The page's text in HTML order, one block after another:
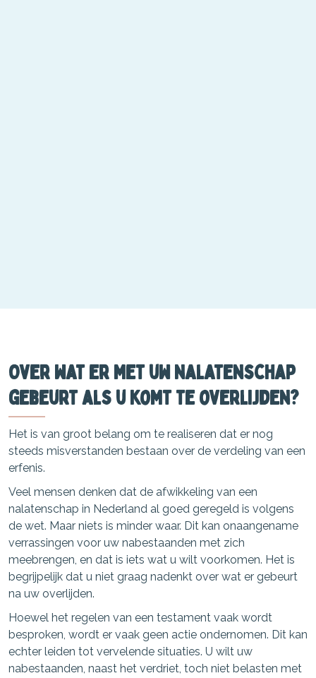
Over wat er met uw nalatenschap
gebeurt als u komt te overlijden?
Het is van groot belang om te realiseren dat er nog
steeds misverstanden bestaan over de verdeling van een
erfenis.
Veel mensen denken dat de afwikkeling van een
nalatenschap in Nederland al goed geregeld is volgens
de wet. Maar niets is minder waar. Dit kan onaangename
verrassingen voor uw nabestaanden met zich
meebrengen, en dat is iets wat u wilt voorkomen. Het is
begrijpelijk dat u niet graag nadenkt over wat er gebeurt
na uw overlijden.
Hoewel het regelen van een testament vaak wordt
besproken, wordt er vaak geen actie ondernomen. Dit kan
echter leiden tot vervelende situaties. U wilt uw
nabestaanden, naast het verdriet, toch niet belasten met